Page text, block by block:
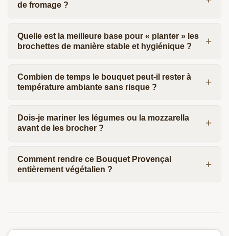
de fromage ?
Quelle est la meilleure base pour « planter » les
brochettes de manière stable et hygiénique ?
Combien de temps le bouquet peut-il rester à
température ambiante sans risque ?
Dois-je mariner les légumes ou la mozzarella
avant de les brocher ?
Comment rendre ce Bouquet Provençal
entièrement végétalien ?